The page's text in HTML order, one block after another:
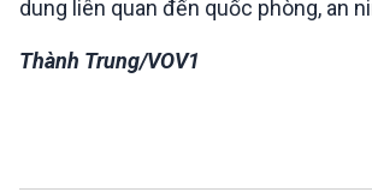
dung liên quan đến quốc phòng, an
Thành Trung/VOV1